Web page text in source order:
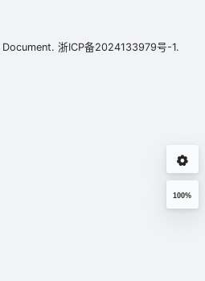
100%
Document. 浙ICP备2024133979号-1.